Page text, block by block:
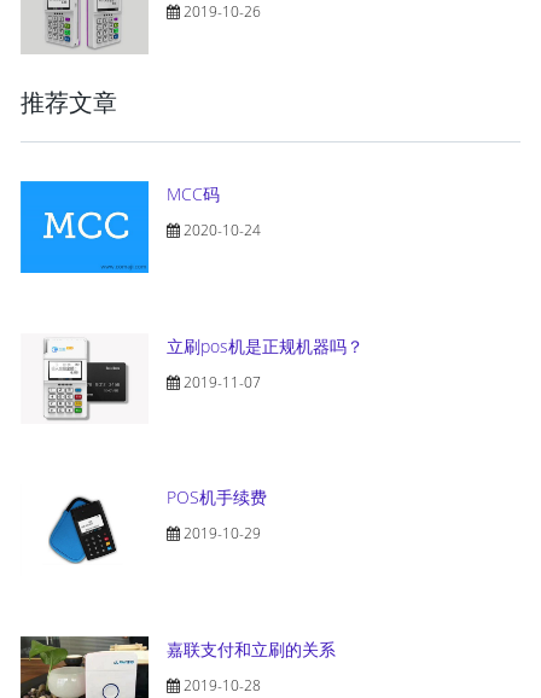
2019-10-26
推荐文章
MCC码
2020-10-24
立刷pos机是正规机器吗？
2019-11-07
POS机手续费
2019-10-29
嘉联支付和立刷的关系
2019-10-28